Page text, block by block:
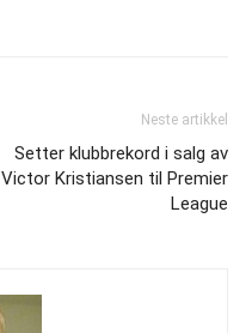
Neste artikkel
Setter klubbrekord i salg av
Victor Kristiansen til Premier
League